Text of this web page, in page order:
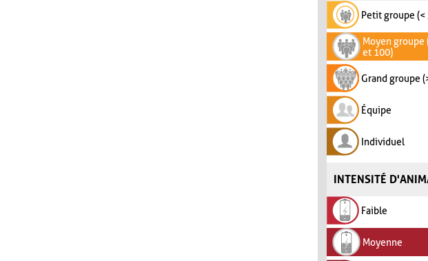
Petit groupe (<
Moyen groupe
et 100)
Grand groupe
Équipe
Individuel
INTENSITÉ
Faible
Moyenne